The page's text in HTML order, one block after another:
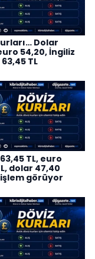
Dolar
54,20, İngiliz
TL
TL, euro
dolar 47,40
işlem görüyor